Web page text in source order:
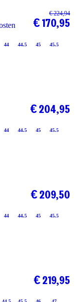
44 44.5 45 45.5
€ 224,94
€ 170,95
44 44.5 45 45.5
€ 204,95
44 44.5 45 45.5
€ 209,50
€ 219,95